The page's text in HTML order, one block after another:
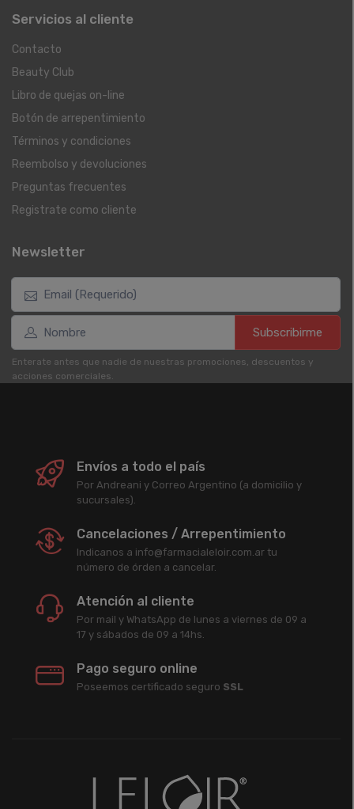
Servicios al cliente
Contacto
Beauty Club
Libro de quejas on-line
Botón de arrepentimiento
Términos y condiciones
Reembolso y devoluciones
Preguntas frecuentes
Registrate como cliente
Newsletter
Subscribirme
Enterate antes que nadie de nuestras promociones, descuentos y
acciones comerciales.
Envíos a todo el país
Por Andreani y Correo Argentino (a domicilio y
sucursales).
Cancelaciones / Arrepentimiento
Indicanos a info@farmacialeloir.com.ar tu
número de órden a cancelar.
Atención al cliente
Por mail y WhatsApp de lunes a viernes de 09 a
17 y sábados de 09 a 14hs.
Pago seguro online
Poseemos certificado seguro SSL